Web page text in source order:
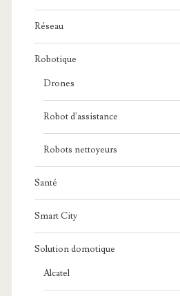
Réseau
Robotique
Drones
Robot d'assistance
Robots nettoyeurs
Santé
Smart City
Solution domotique
Alcatel